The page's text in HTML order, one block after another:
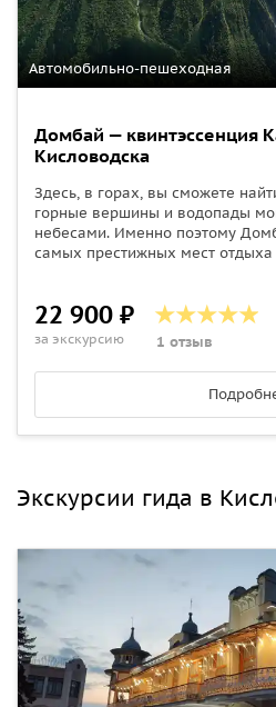
Автомобильно-пешеходная
Домбай — квинтэссенция
Кисловодска
Здесь, в горах, вы сможете
горные вершины и водопады
небесами. Именно поэтому
самых престижных мест
22 900 ₽
за экскурсию 1 отзыв
Экскурсии гида в